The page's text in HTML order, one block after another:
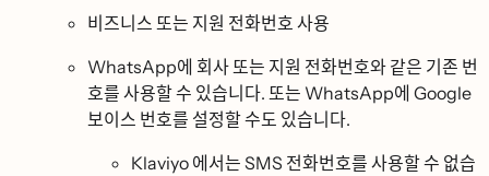
비즈니스 또는 지원 전화번호 사용
WhatsApp에 회사 또는 지원 전화번호와 같은 기존 번
호를 사용할 수 있습니다. 또는 WhatsApp에 Google
보이스 번호를 설정할 수도 있습니다.
Klaviyo 에서는 SMS 전화번호를 사용할 수 없습